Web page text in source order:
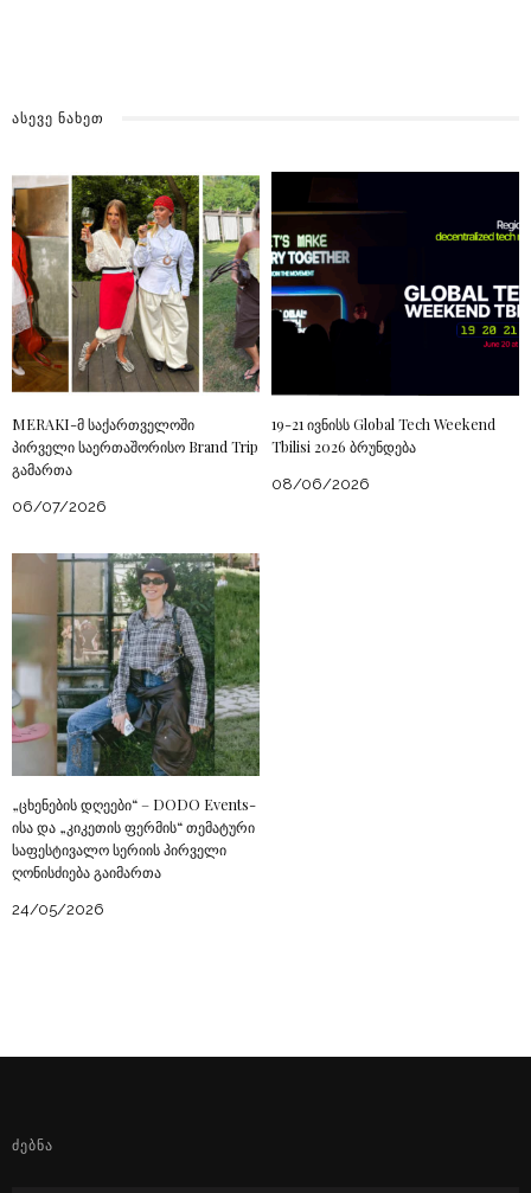
ᲐᲡᲔᲕᲔ ᲜᲐᲮᲔᲗ
MERAKI-მ საქართველოში
პირველი საერთაშორისო Brand Trip
გამართა
06/07/2026
19-21 ივნისს Global Tech Weekend
Tbilisi 2026 ბრუნდება
08/06/2026
„ცხენების დღეები“ – DODO Events-
ისა და „კიკეთის ფერმის“ თემატური
საფესტივალო სერიის პირველი
ღონისძიება გაიმართა
24/05/2026
ᲫᲔᲑᲜᲐ